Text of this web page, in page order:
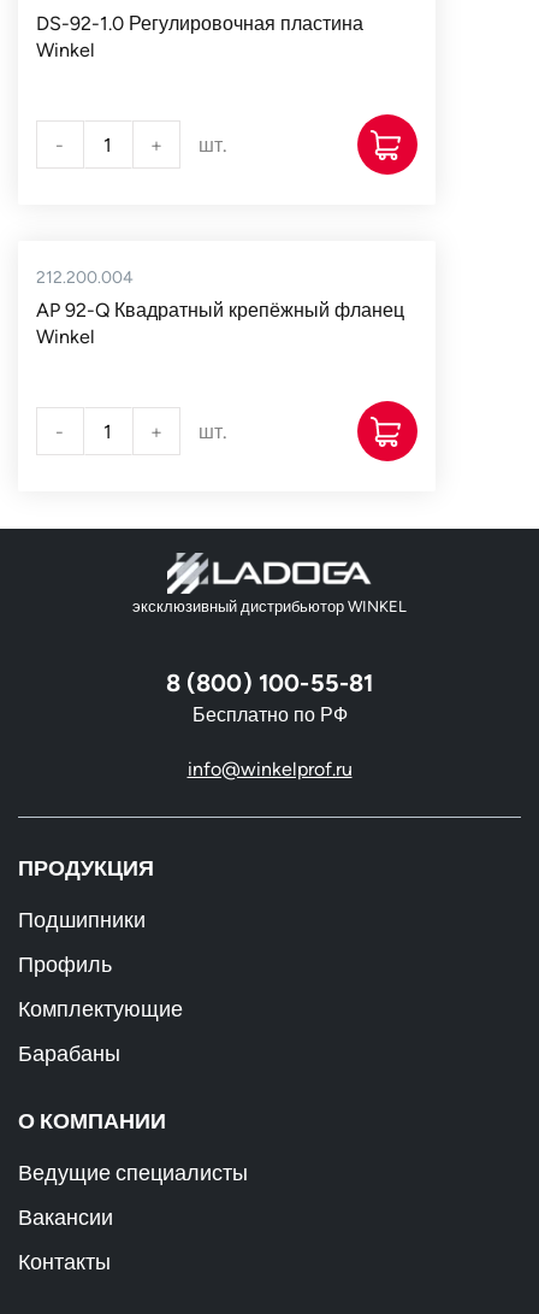
DS-92-1.0 Регулировочная пластина
Winkel
- + шт.
212.200.004
AP 92-Q Квадратный крепёжный фланец
Winkel
- + шт.
эксклюзивный дистрибьютор WINKEL
8 (800) 100-55-81
Бесплатно по РФ
info@winkelprof.ru
ПРОДУКЦИЯ
Подшипники
Профиль
Комплектующие
Барабаны
О КОМПАНИИ
Ведущие специалисты
Вакансии
Контакты